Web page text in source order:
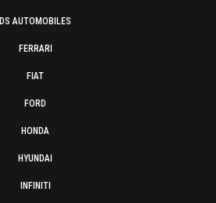
DS AUTOMOBILES
FERRARI
FIAT
FORD
HONDA
HYUNDAI
INFINITI